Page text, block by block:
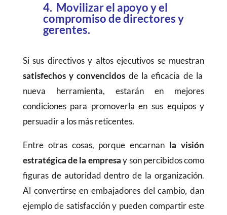
4. Movilizar el apoyo y el
compromiso de directores y
gerentes.
Si sus directivos y altos ejecutivos se muestran
satisfechos y convencidos de la eficacia de la
nueva herramienta, estarán en mejores
condiciones para promoverla en sus equipos y
persuadir a los más reticentes.
Entre otras cosas, porque encarnan la visión
estratégica de la empresay son percibidos como
figuras de autoridad dentro de la organización.
Al convertirse en embajadores del cambio, dan
ejemplo de satisfacción y pueden compartir este